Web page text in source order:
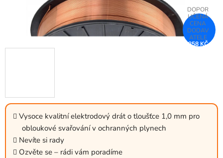
Vysoce kvalitní elektrodový drát o tloušťce 1,0 mm pro
obloukové svařování v ochranných plynech
Nevíte si rady
Ozvěte se – rádi vám poradíme
858 KČ